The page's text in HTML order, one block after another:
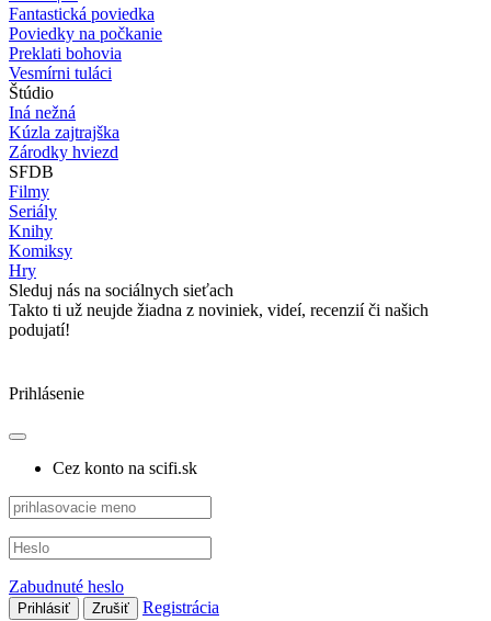
Fantastická poviedka
Poviedky na počkanie
Preklati bohovia
Vesmírni tuláci
Štúdio
Iná nežná
Kúzla zajtrajška
Zárodky hviezd
SFDB
Filmy
Seriály
Knihy
Komiksy
Hry
Sleduj nás na sociálnych sieťach
Takto ti už neujde žiadna z noviniek, videí, recenzií či našich
podujatí!
Prihlásenie
Cez konto na scifi.sk
Zabudnuté heslo
Prihlásiť Zrušiť Registrácia